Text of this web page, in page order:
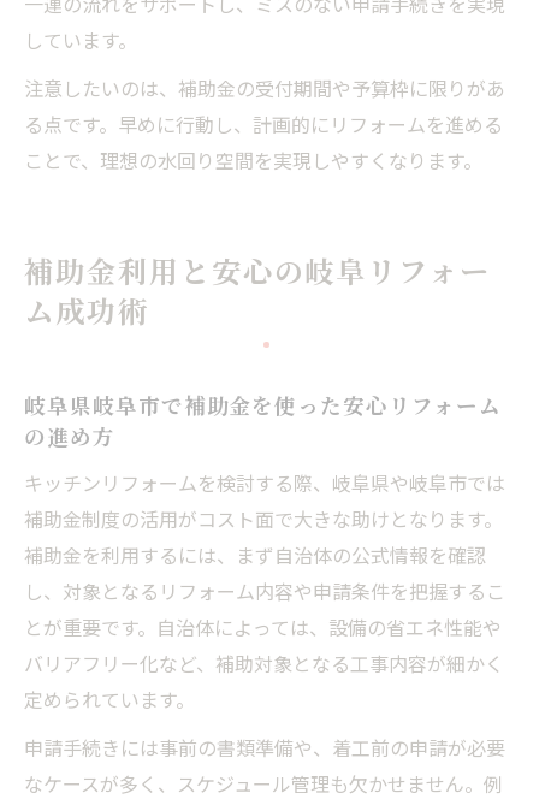
しています。
注意したいのは、補助金の受付期間や予算枠に限りがあ
る点です。早めに行動し、計画的にリフォームを進める
ことで、理想の水回り空間を実現しやすくなります。
補助金利用と安心の岐阜リフォー
ム成功術
岐阜県岐阜市で補助金を使った安心リフォーム
の進め方
キッチンリフォームを検討する際、岐阜県や岐阜市では
補助金制度の活用がコスト面で大きな助けとなります。
補助金を利用するには、まず自治体の公式情報を確認
し、対象となるリフォーム内容や申請条件を把握するこ
とが重要です。自治体によっては、設備の省エネ性能や
バリアフリー化など、補助対象となる工事内容が細かく
定められています。
申請手続きには事前の書類準備や、着工前の申請が必要
なケースが多く、スケジュール管理も欠かせません。例